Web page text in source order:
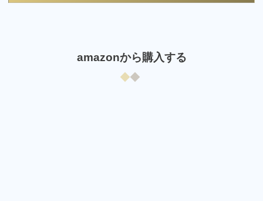
amazonから購入する